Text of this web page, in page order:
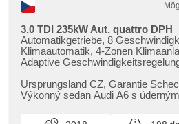
3,0 TDI 235kW Aut. quattro DPH
Automatikgetriebe, 8
Klimaautomatik, 4-Zonen
Adaptive
parkovací senzory přední,
Parkassistent, LED adaptivní
přepínání dálkových světel, täglich
Ursprungsland CZ,​ Garantie
Výkonný sedan Audi A6 s